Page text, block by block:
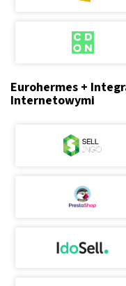
Eurohermes +
Internetowymi